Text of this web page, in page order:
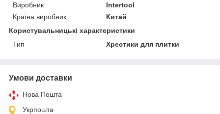
Виробник
Intertool
Країна виробник
Китай
Користувальницькі характеристики
Тип
Хрестики для плитки
Умови доставки
Нова Пошта
Укрпошта